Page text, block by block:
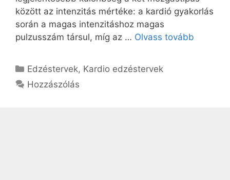
között az intenzitás mértéke: a kardió gyakorlás
során a magas intenzitáshoz magas
pulzusszám társul, míg az … Olvass tovább
Kategória
Edzéstervek, Kardio edzéstervek
Hozzászólás